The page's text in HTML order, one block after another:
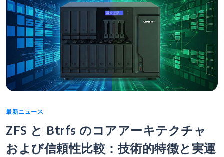
Categories
最新ニュース
ZFS と Btrfs のコアアーキテクチャ
および信頼性比較：技術的特徴と実運